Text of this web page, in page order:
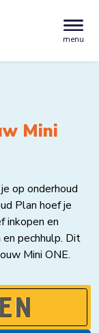
menu
Mini
op onderhoud
Plan hoef je
inkopen en
pechhulp. Dit
Mini ONE.